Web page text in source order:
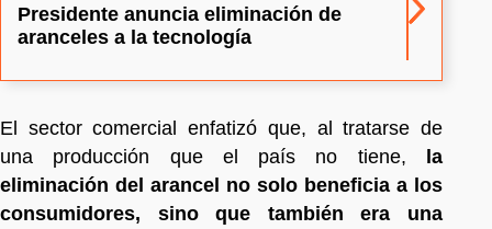
Presidente anuncia eliminación de
aranceles a la tecnología
El sector comercial enfatizó que, al tratarse de
una producción que el país no tiene, la
eliminación del arancel no solo beneficia a los
consumidores, sino que también era una